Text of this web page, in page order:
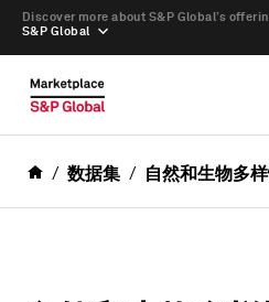
S&P Global
Discover more about S&P Global’s
数据集 自然和生物多